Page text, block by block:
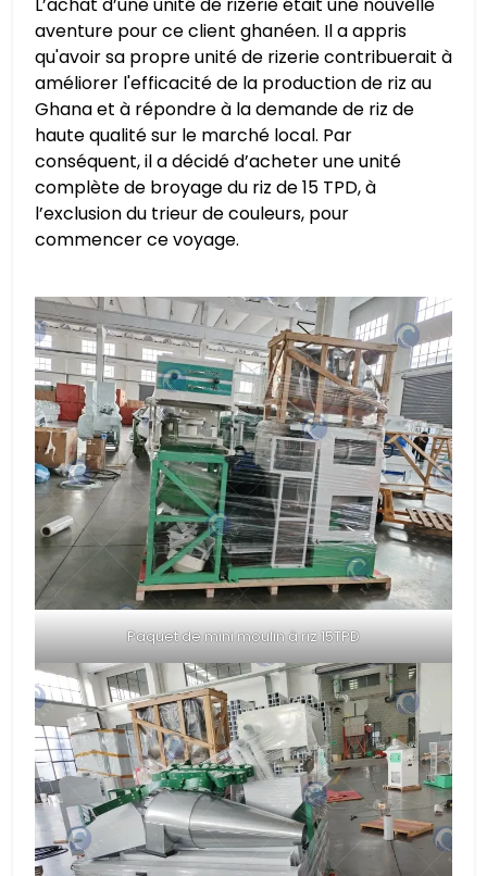
aventure pour ce client ghanéen. Il a appris
qu'avoir sa propre unité de rizerie contribuerait à
améliorer l'efficacité de la production de riz au
Ghana et à répondre à la demande de riz de
haute qualité sur le marché local. Par
conséquent, il a décidé d’acheter une unité
complète de broyage du riz de 15 TPD, à
l’exclusion du trieur de couleurs, pour
commencer ce voyage.
Paquet de mini moulin à riz 15TPD